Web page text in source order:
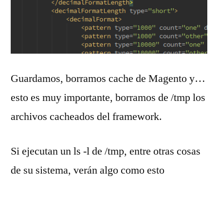
Guardamos, borramos cache de Magento y…
esto es muy importante, borramos de /tmp los
archivos cacheados del framework.
Si ejecutan un ls -l de /tmp, entre otras cosas
de su sistema, verán algo como esto